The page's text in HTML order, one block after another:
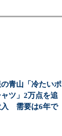
青山「冷たいポ
ャツ」2万点を追
入 需要は6年で